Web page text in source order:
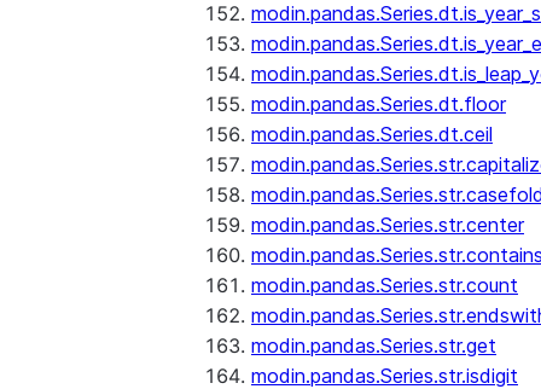
modin.pandas.Series.dt.floor
modin.pandas.Series.dt.ceil
modin.pandas.Series.str.center
modin.pandas.Series.str.count
modin.pandas.Series.str.get
modin.pandas.Series.str.isdigit